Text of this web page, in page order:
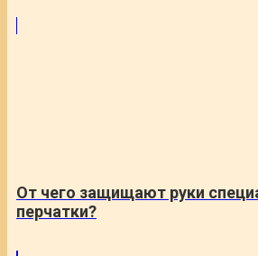
От чего защищают руки
перчатки?